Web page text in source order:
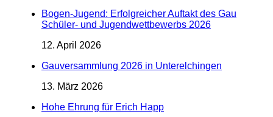
Bogen-Jugend: Erfolgreicher Auftakt des Gau
Schüler- und Jugendwettbewerbs 2026
12. April 2026
Gauversammlung 2026 in Unterelchingen
13. März 2026
Hohe Ehrung für Erich Happ